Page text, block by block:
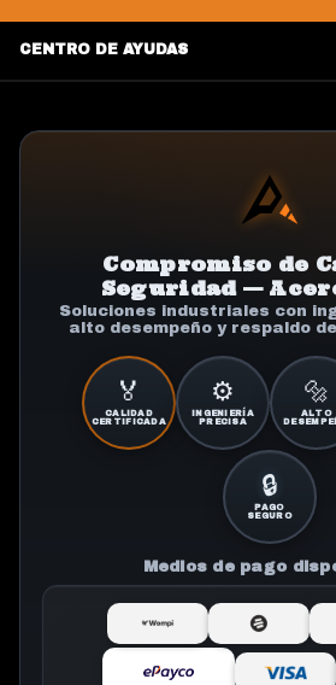
CENTRO DE AYUDAS
Compromiso de
Seguridad —
Soluciones industriales con
alto desempeño y respaldo
🏅
CALIDAD
CERTIFICADA
⚙️
INGENIERÍA
PRECISA
🔩
ALTO
🔒
PAGO
SEGURO
Medios de pago